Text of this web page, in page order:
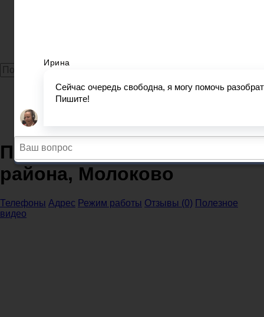
Главная
Прокуратура
Тверская область
Прокуратура Молоковского района, Молоково
Прокуратура Молоковского
района, Молоково
Телефоны Адрес Режим работы Отзывы (0) Полезное
видео